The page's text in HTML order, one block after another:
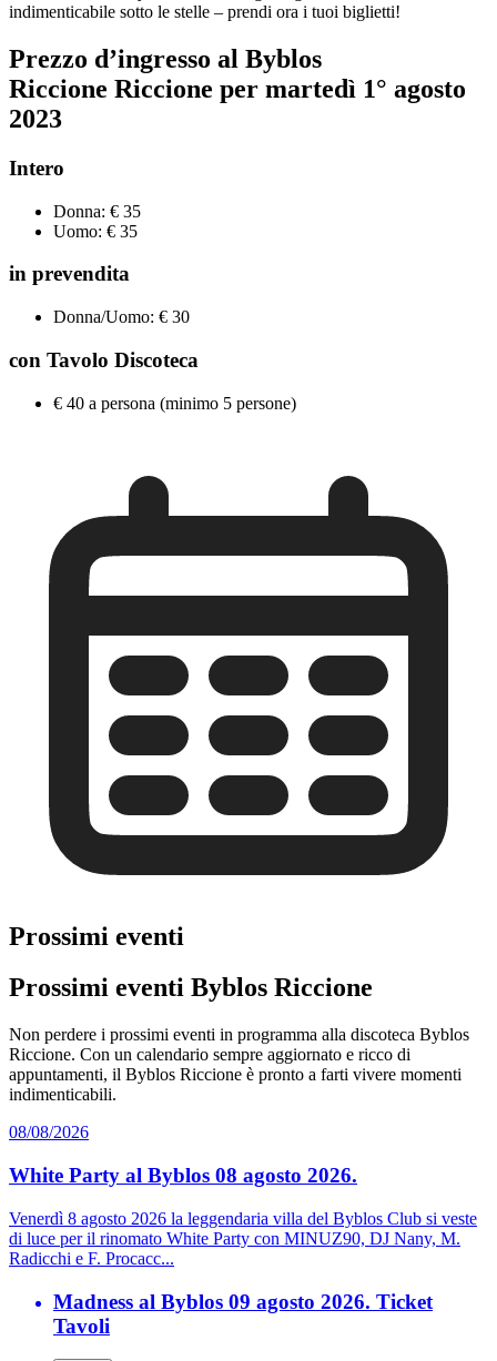
indimenticabile sotto le stelle – prendi ora i tuoi biglietti!
Prezzo d’ingresso al Byblos
Riccione Riccione per martedì 1° agosto
2023
Intero
Donna: € 35
Uomo: € 35
in prevendita
Donna/Uomo: € 30
con Tavolo Discoteca
€ 40 a persona (minimo 5 persone)
Prossimi eventi
Prossimi eventi Byblos Riccione
Non perdere i prossimi eventi in programma alla discoteca Byblos
Riccione. Con un calendario sempre aggiornato e ricco di
appuntamenti, il Byblos Riccione è pronto a farti vivere momenti
indimenticabili.
08/08/2026
White Party al Byblos 08 agosto 2026.
Venerdì 8 agosto 2026 la leggendaria villa del Byblos Club si veste
di luce per il rinomato White Party con MINUZ90, DJ Nany, M.
Radicchi e F. Procacc...
Madness al Byblos 09 agosto 2026. Ticket
Tavoli